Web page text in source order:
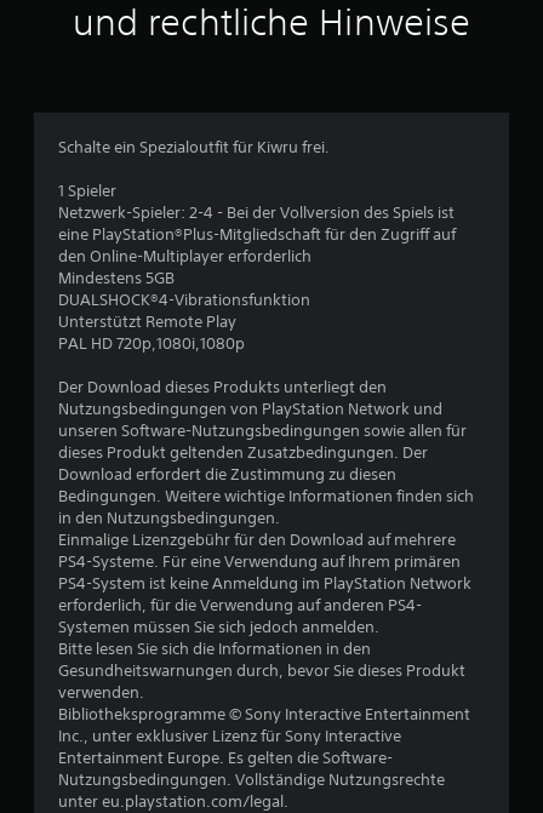
und rechtliche Hinweise
Schalte ein Spezialoutfit für Kiwru frei.
1 Spieler
Netzwerk-Spieler: 2-4 - Bei der Vollversion des Spiels ist
eine PlayStation®Plus-Mitgliedschaft für den Zugriff auf
den Online-Multiplayer erforderlich
Mindestens 5GB
DUALSHOCK®4-Vibrationsfunktion
Unterstützt Remote Play
PAL HD 720p,1080i,1080p
Der Download dieses Produkts unterliegt den
Nutzungsbedingungen von PlayStation Network und
unseren Software-Nutzungsbedingungen sowie allen für
dieses Produkt geltenden Zusatzbedingungen. Der
Download erfordert die Zustimmung zu diesen
Bedingungen. Weitere wichtige Informationen finden sich
in den Nutzungsbedingungen.
Einmalige Lizenzgebühr für den Download auf mehrere
PS4-Systeme. Für eine Verwendung auf Ihrem primären
PS4-System ist keine Anmeldung im PlayStation Network
erforderlich, für die Verwendung auf anderen PS4-
Systemen müssen Sie sich jedoch anmelden.
Bitte lesen Sie sich die Informationen in den
Gesundheitswarnungen durch, bevor Sie dieses Produkt
verwenden.
Bibliotheksprogramme © Sony Interactive Entertainment
Inc., unter exklusiver Lizenz für Sony Interactive
Entertainment Europe. Es gelten die Software-
Nutzungsbedingungen. Vollständige Nutzungsrechte
unter eu.playstation.com/legal.